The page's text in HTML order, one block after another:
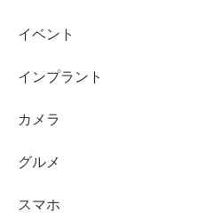
イベント
インプラント
カメラ
グルメ
スマホ